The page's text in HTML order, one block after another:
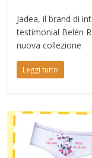
Jadea, il brand di
testimonial Belén
nuova collezione
Leggi tutto